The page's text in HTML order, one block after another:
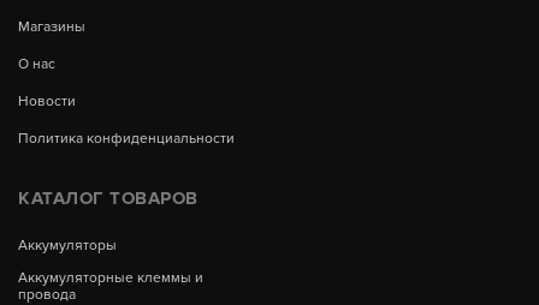
Магазины
О нас
Новости
Политика конфиденциальности
КАТАЛОГ ТОВАРОВ
Аккумуляторы
Аккумуляторные клеммы и
провода